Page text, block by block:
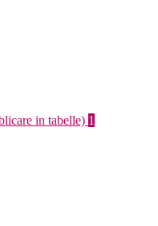
in tabelle) 1